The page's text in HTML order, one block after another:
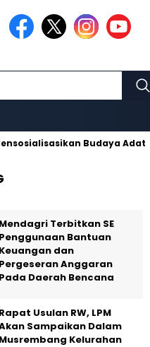
Budaya Adat Pusaka
Mendagri Terbitkan SE
Penggunaan Bantuan
Keuangan dan
Pergeseran Anggaran
Pada Daerah Bencana
Rapat Usulan RW, LPM
Sampaikan Dalam
Musrembang Kelurahan